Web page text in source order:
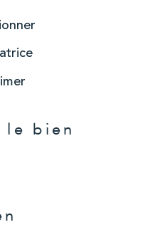
bien